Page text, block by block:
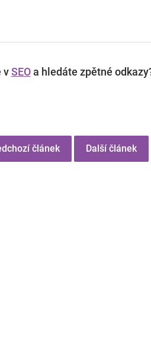
vSEOa hledáte zpětné
článek Další článek